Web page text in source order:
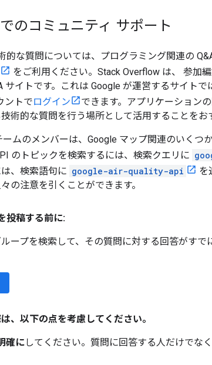
のコミュニティ サポート
的な質問については、プログラミング関連の
をご利用ください。Stack Overflow は、 参加
サイトです。これは Google が運営するサイトで
ントでログイン
できます。アプリケーション
術的な質問を行う場所として活用することをお
ームのメンバーは、Google マップ関連のいくつ
のトピックを検索するには、検索クエリに
、検索語句に google-air-quality-api
を
の注意を引くことができます。
投稿する前に:
ループを検索して、その質問に対する回答がす
、以下の点を考慮してください。
確にしてください。質問に回答する人だけでな